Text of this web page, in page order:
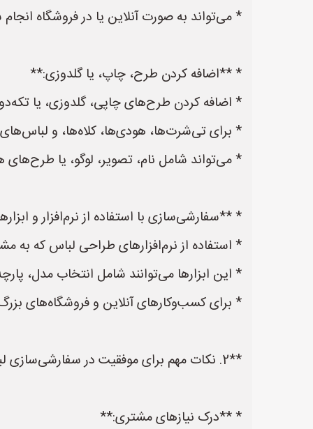
* می‌تواند به صورت آنلاین یا در فروشگاه
* **اضافه کردن طرح، چاپ، یا گلدوزی:**
* اضافه کردن طرح‌های چاپی، گلدوزی، یا
* برای تی‌شرت‌ها، هودی‌ها، کلاه‌ها، و
* می‌تواند شامل نام، تصویر، لوگو، یا طرح‌های
* **سفارشی‌سازی با استفاده از نرم‌افزار و
* استفاده از نرم‌افزارهای طراحی لباس که
* این ابزارها می‌توانند شامل انتخاب مدل،
* برای کسب‌وکارهای آنلاین و فروشگاه‌های
**2. نکات مهم برای موفقیت در سفارشی‌سازی لباس:**
* **درک نیازهای مشتری:**